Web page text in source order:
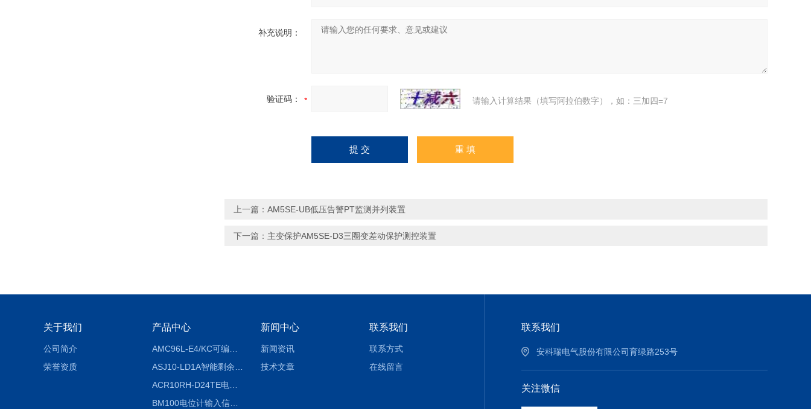
补充说明：
验证码： 请输入计算结果（填写阿拉伯数字），如：三加四=7
上一篇： AM5SE-UB低压告警PT监测并列装置
下一篇： 主变保护AM5SE-D3三圈变差动保护测控装置
关于我们
公司简介
荣誉资质
产品中心
AMC96L-E4/KC可编程智能电测表多功能表
ASJ10-LD1A智能剩余电流继电器厂家
ACR10RH-D24TE电力仪表外置开口式互感器
BM100电位计输入信号隔离器
新闻中心
新闻资讯
技术文章
联系我们
联系方式
在线留言
联系我们
安科瑞电气股份有限公司育绿路253号
关注微信